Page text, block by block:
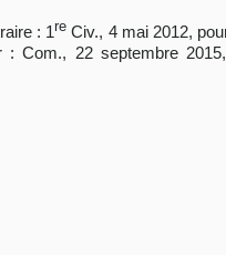
: 1re Civ., 4 mai 2012,
Com., 22 septembre